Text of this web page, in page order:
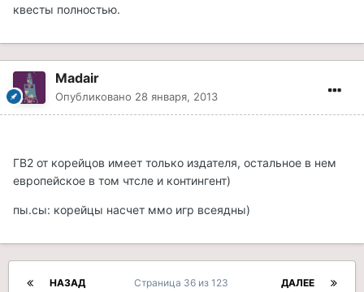
квесты полностью.
Madair
Опубликовано 28 января, 2013
ГВ2 от корейцов имеет только издателя, остальное в нем
европейское в том чтсле и контингент)
пы.сы: корейцы насчет ммо игр всеядны)
НАЗАД ДАЛЕЕ
Страница 36 из 123